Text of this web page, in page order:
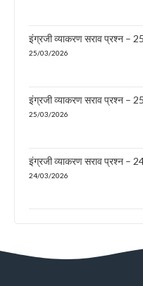
इंग्रजी व्याकरण सराव प्रश्न –
25/03/2026
इंग्रजी व्याकरण सराव प्रश्न –
25/03/2026
इंग्रजी व्याकरण सराव प्रश्न –
24/03/2026